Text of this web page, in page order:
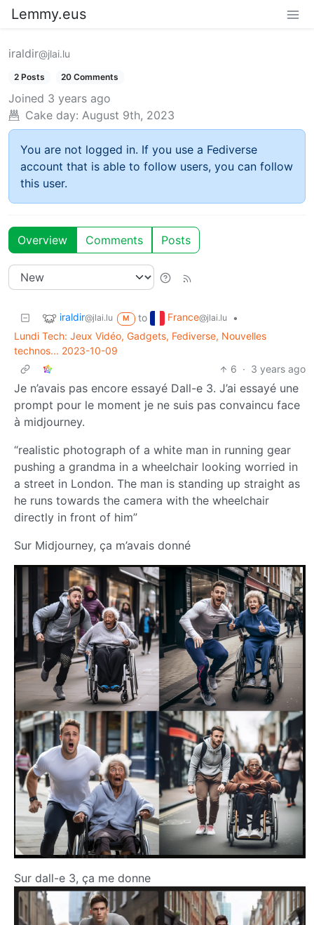
Lemmy.eus
iraldir@jlai.lu
2 Posts 20 Comments
Joined 3 years ago
Cake day: August 9th, 2023
You are not logged in. If you use a Fediverse
account that is able to follow users, you can follow
this user.
Overview Comments Posts
iraldir@jlai.lu M to France@jlai.lu
•
Lundi Tech: Jeux Vidéo, Gadgets, Fediverse, Nouvelles
technos... 2023-10-09
6 · 3 years ago
Je n’avais pas encore essayé Dall-e 3. J’ai essayé une
prompt pour le moment je ne suis pas convaincu face
à midjourney.
“realistic photograph of a white man in running gear
pushing a grandma in a wheelchair looking worried in
a street in London. The man is standing up straight as
he runs towards the camera with the wheelchair
directly in front of him”
Sur Midjourney, ça m’avais donné
Sur dall-e 3, ça me donne